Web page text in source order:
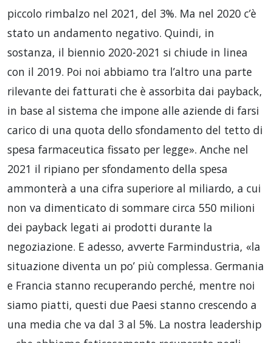
piccolo rimbalzo nel 2021, del 3%. Ma nel 2020 c’è
stato un andamento negativo. Quindi, in
sostanza, il biennio 2020-2021 si chiude in linea
con il 2019. Poi noi abbiamo tra l’altro una parte
rilevante dei fatturati che è assorbita dai payback,
in base al sistema che impone alle aziende di farsi
carico di una quota dello sfondamento del tetto di
spesa farmaceutica fissato per legge». Anche nel
2021 il ripiano per sfondamento della spesa
ammonterà a una cifra superiore al miliardo, a cui
non va dimenticato di sommare circa 550 milioni
dei payback legati ai prodotti durante la
negoziazione. E adesso, avverte Farmindustria, «la
situazione diventa un po’ più complessa. Germania
e Francia stanno recuperando perché, mentre noi
siamo piatti, questi due Paesi stanno crescendo a
una media che va dal 3 al 5%. La nostra leadership